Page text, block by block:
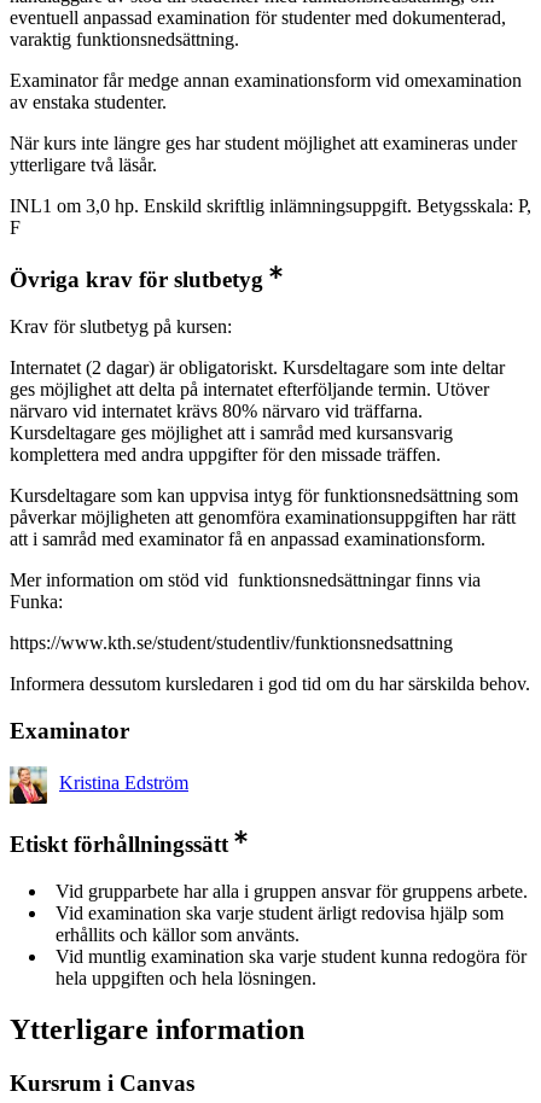
eventuell anpassad examination för studenter med dokumenterad,
varaktig funktionsnedsättning.
Examinator får medge annan examinationsform vid omexamination
av enstaka studenter.
När kurs inte längre ges har student möjlighet att examineras under
ytterligare två läsår.
INL1 om 3,0 hp. Enskild skriftlig inlämningsuppgift. Betygsskala: P,
F
Övriga krav för slutbetyg
Krav för slutbetyg på kursen:
Internatet (2 dagar) är obligatoriskt. Kursdeltagare som inte deltar
ges möjlighet att delta på internatet efterföljande termin. Utöver
närvaro vid internatet krävs 80% närvaro vid träffarna.
Kursdeltagare ges möjlighet att i samråd med kursansvarig
komplettera med andra uppgifter för den missade träffen.
Kursdeltagare som kan uppvisa intyg för funktionsnedsättning som
påverkar möjligheten att genomföra examinationsuppgiften har rätt
att i samråd med examinator få en anpassad examinationsform.
Mer information om stöd vid funktionsnedsättningar finns via
Funka:
https://www.kth.se/student/studentliv/funktionsnedsattning
Informera dessutom kursledaren i god tid om du har särskilda behov.
Examinator
Kristina Edström
Etiskt förhållningssätt
Vid grupparbete har alla i gruppen ansvar för gruppens arbete.
Vid examination ska varje student ärligt redovisa hjälp som
erhållits och källor som använts.
Vid muntlig examination ska varje student kunna redogöra för
hela uppgiften och hela lösningen.
Ytterligare information
Kursrum i Canvas